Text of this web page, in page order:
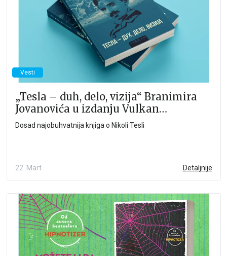
Vesti
„Tesla – duh, delo, vizija“ Branimira
Jovanovića u izdanju Vulkan
izdavaštva
Dosad najobuhvatnija knjiga o Nikoli Tesli
22. Mart Detaljnije